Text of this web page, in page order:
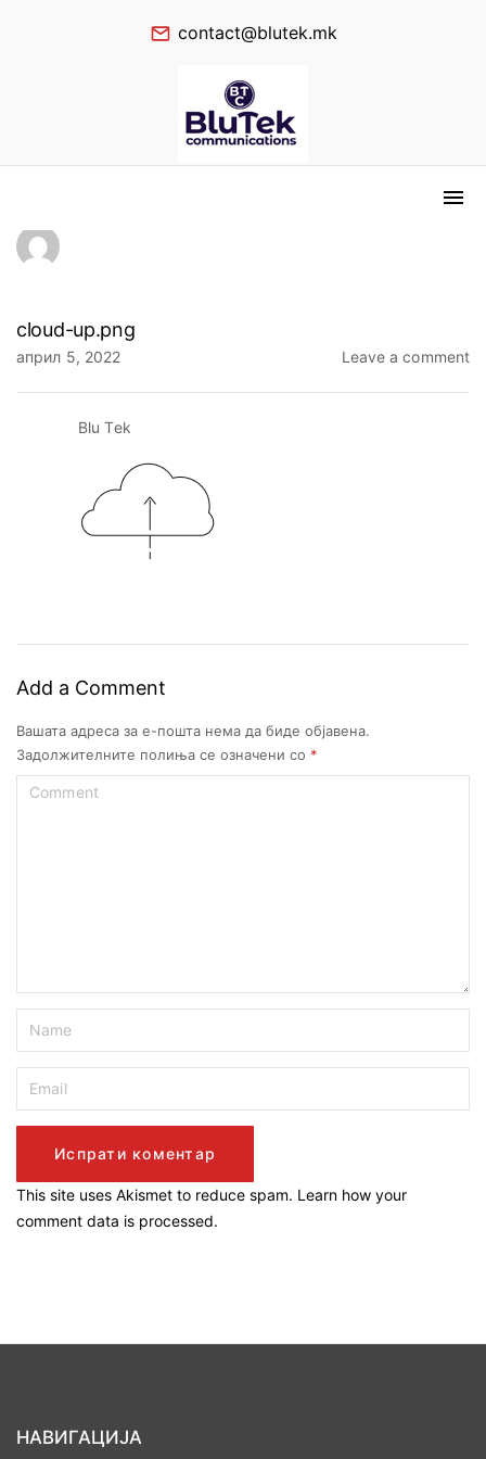
contact@blutek.mk
cloud-up.png
април 5, 2022 Leave a comment
Blu Tek
Add a Comment
Вашата адреса за е-пошта нема да биде објавена.
Задолжителните полиња се означени со *
This site uses Akismet to reduce spam. Learn how your
comment data is processed.
НАВИГАЦИЈА